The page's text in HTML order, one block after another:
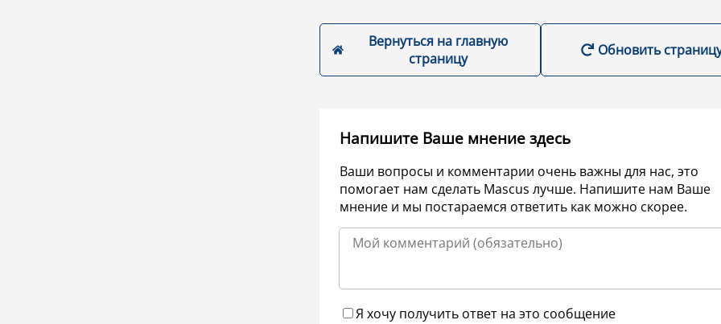
Вернуться на главную
страницу
Обновить
Напишите Ваше мнение здесь
Ваши вопросы и комментарии очень важны для нас, это
помогает нам сделать Mascus лучше. Напишите нам Ваше
мнение и мы постараемся ответить как можно скорее.
Я хочу получить ответ на это сообщение